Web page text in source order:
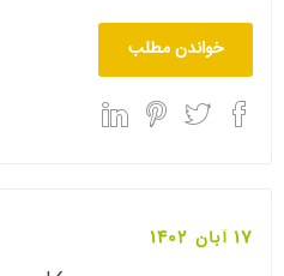
خواندن مطلب
17 آبان 1402